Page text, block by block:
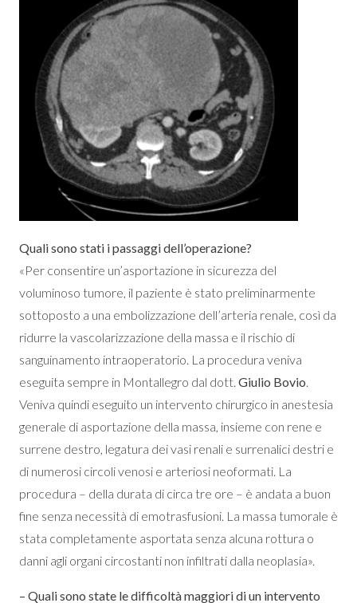
Quali sono stati i passaggi dell’operazione?
«Per consentire un’asportazione in sicurezza del
voluminoso tumore, il paziente è stato preliminarmente
sottoposto a una embolizzazione dell’arteria renale, così da
ridurre la vascolarizzazione della massa e il rischio di
sanguinamento intraoperatorio. La procedura veniva
eseguita sempre in Montallegro dal dott. Giulio Bovio
Veniva quindi eseguito un intervento chirurgico in anestesia
generale di asportazione della massa, insieme con rene e
surrene destro, legatura dei vasi renali e surrenalici destri e
di numerosi circoli venosi e arteriosi neoformati. La
procedura – della durata di circa tre ore – è andata a buon
fine senza necessità di emotrasfusioni. La massa tumorale è
stata completamente asportata senza alcuna rottura o
danni agli organi circostanti non infiltrati dalla neoplasia».
– Quali sono state le difficoltà maggiori di un intervento